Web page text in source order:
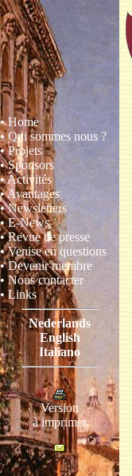
• Home
• Qui sommes nous ?
• Projets
• Sponsors
• Activités
• Avantages
• Newsletters
• E-News
• Revue de presse
• Venise en questions
• Devenir membre
• Nous contacter
• Links
Nederlands
English
Italiano
Version
à imprimer